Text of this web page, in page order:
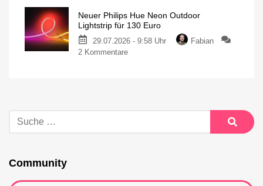
Neuer Philips Hue Neon Outdoor
Lightstrip für 130 Euro
29.07.2026 - 9:58 Uhr
Fabian
2 Kommentare
Community